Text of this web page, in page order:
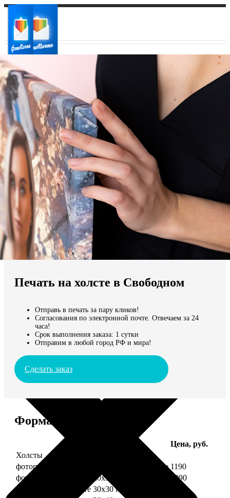
Ваш город:
Ваш регион доставки
Выберите из списка:
Мы доставляем по всему миру
Печать на холсте в Свободном
Отправь в печать за пару кликов!
Согласования по электронной почте. Отвечаем за 24
часа!
Срок выполнения заказа: 1 сутки
Отправим в любой город РФ и мира!
Сделать заказ
Форматы и цены
Цена, руб.
Холсты
фотопечать на холсте 20х20 на подрамнике 1190
фотопечать на холсте 20х30 на подрамнике
1990
фотопечать на холсте 30х30 на подрамнике